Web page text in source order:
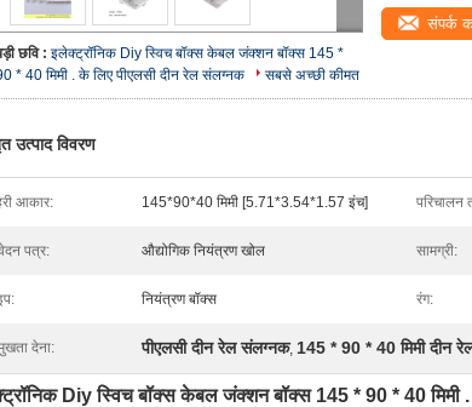
छवि : इलेक्ट्रॉनिक Diy स्विच बॉक्स केबल जंक्शन बॉक्स 145 *
* 40 मिमी . के लिए पीएलसी दीन रेल संलग्नक
सबसे अच्छी कीमत
संपर्क
उत्पाद विवरण
आकार: 145*90*40 मिमी [5.71*3.54*1.57 इंच] परिचालन
पत्र: औद्योगिक नियंत्रण खोल सामग्री:
नियंत्रण बॉक्स रंग:
देना: पीएलसी दीन रेल संलग्नक, 145 * 90 * 40 मिमी दीन
Diy स्विच बॉक्स केबल जंक्शन बॉक्स 145 * 90 * 40